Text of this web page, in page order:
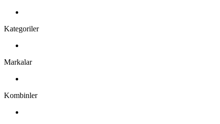
Kategoriler
Markalar
Kombinler